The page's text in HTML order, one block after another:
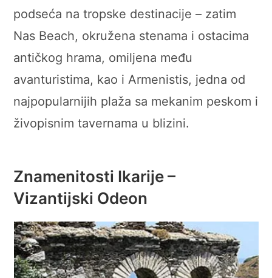
podseća na tropske destinacije – zatim
Nas Beach, okružena stenama i ostacima
antičkog hrama, omiljena među
avanturistima, kao i Armenistis, jedna od
najpopularnijih plaža sa mekanim peskom i
živopisnim tavernama u blizini.
Znamenitosti Ikarije –
Vizantijski Odeon